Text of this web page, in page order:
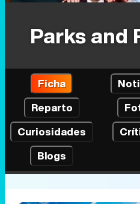
Parks and
Ficha
Reparto
Curiosidades
Blogs